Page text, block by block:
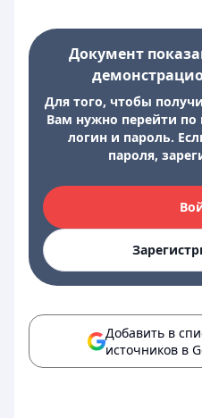
Документ
Для того, чтобы
Вам нужно перейти по
логин и пароль.
пароля,
Добавить в
источников в